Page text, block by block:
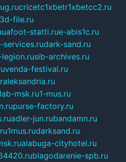
cricetc1xbetr1xbetcc2.ru
3d-file.ru
uafoot-statti.rue-abis1c.ru
services.rudark-sand.ru
sib-archives.ru
venda-festival.ru
msk.ru1-mus.ru
purse-factory.ru
adler-jun.rubandamn.ru
1mus.rudarksand.ru
alabuga-cityhotel.ru
blagodarenie-spb.ru